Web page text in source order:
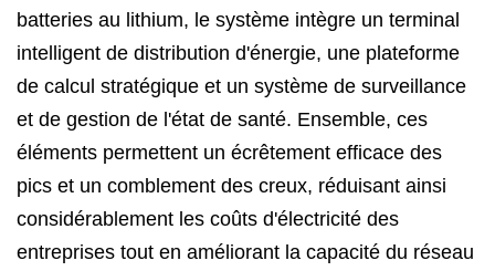
batteries au lithium, le système intègre un terminal
intelligent de distribution d'énergie, une plateforme
de calcul stratégique et un système de surveillance
et de gestion de l'état de santé. Ensemble, ces
éléments permettent un écrêtement efficace des
pics et un comblement des creux, réduisant ainsi
considérablement les coûts d'électricité des
entreprises tout en améliorant la capacité du réseau